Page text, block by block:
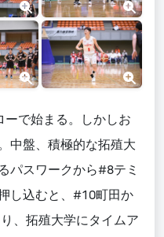
で始まる。しかしお
中盤、積極的な拓殖大
パスワークから#8テミ
し込むと、#10町田か
、拓殖大学にタイムア